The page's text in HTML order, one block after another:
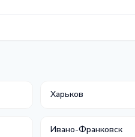
Харьков
Ивано-Франковск